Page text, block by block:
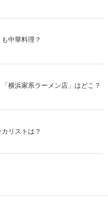
中華料理？
横浜家系ラーメン店」はどこ？
リストは？